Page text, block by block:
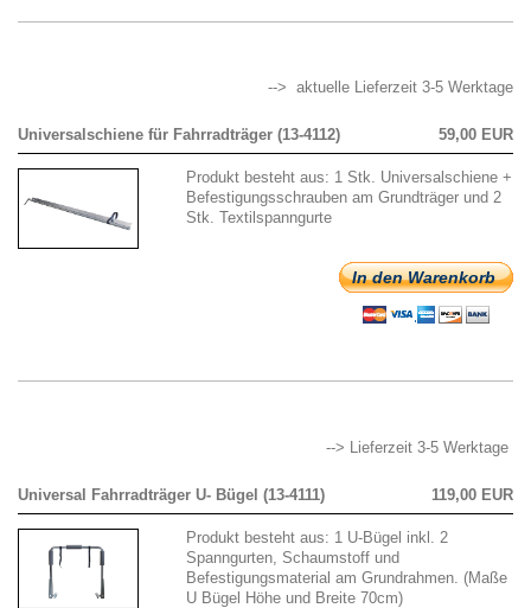
--> aktuelle Lieferzeit 3-5 Werktage
Universalschiene für Fahrradträger (13-4112) 59,00 EUR
Produkt besteht aus: 1 Stk. Universalschiene +
Befestigungsschrauben am Grundträger und 2
Stk. Textilspanngurte
In den Warenkorb
--> Lieferzeit 3-5 Werktage
Universal Fahrradträger U- Bügel (13-4111) 119,00 EUR
Produkt besteht aus: 1 U-Bügel inkl. 2
Spanngurten, Schaumstoff und
Befestigungsmaterial am Grundrahmen. (Maße
U Bügel Höhe und Breite 70cm)